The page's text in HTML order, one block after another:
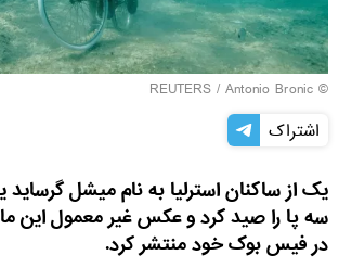
©
REUTERS / Antonio Bronic
اشتراک
یک از ساکنان استرلیا به نام میشل
سه پا را صید کرد و عکس غیر معمول این
در فیس بوک خود منتشر کرد.